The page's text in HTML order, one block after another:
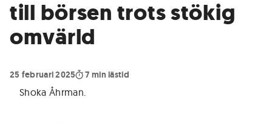
till börsen trots stökig
omvärld
25 februari 2025 7 min lästid
Shoka Åhrman.